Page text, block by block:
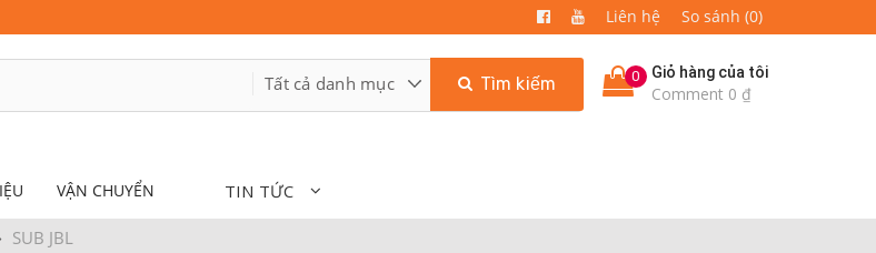
Liên hệ So sánh (0)
0 Giỏ hàng của tôi
Comment 0 ₫
Tìm kiếm
VẬN CHUYỂN TIN TỨC
SUB JBL